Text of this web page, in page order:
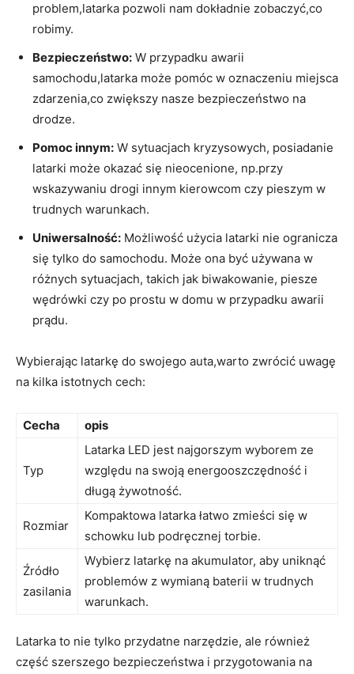
problem,latarka ⁤pozwoli nam dokładnie⁢ zobaczyć,co
robimy.
Bezpieczeństwo: W przypadku awarii
samochodu,latarka może pomóc w oznaczeniu miejsca
zdarzenia,co zwiększy nasze bezpieczeństwo na
drodze.
Pomoc ‍innym: W sytuacjach kryzysowych, posiadanie⁣
latarki może okazać się nieocenione, np.przy
wskazywaniu drogi innym​ kierowcom czy pieszym w
trudnych warunkach.
Uniwersalność: Możliwość użycia ‌latarki nie ogranicza
się ​tylko do samochodu. Może ona być używana w
różnych⁣ sytuacjach, takich‍ jak biwakowanie, piesze
wędrówki czy po prostu ​w ‌domu w‌ przypadku awarii
prądu.
Wybierając latarkę do ⁤swojego auta,warto⁤ zwrócić uwagę
na kilka⁣ istotnych cech:
Cecha opis
Typ
Latarka LED jest najgorszym wyborem ze
względu ‍na ‍swoją energooszczędność i
długą żywotność.
Rozmiar
Kompaktowa latarka łatwo⁤ zmieści ‍się w
⁢schowku lub podręcznej torbie.
Źródło
zasilania
Wybierz latarkę na akumulator, aby uniknąć
problemów ⁤z wymianą baterii w trudnych
warunkach.
Latarka ⁢to ‍nie⁢ tylko przydatne narzędzie, ale również
część szerszego bezpieczeństwa i przygotowania‍ na